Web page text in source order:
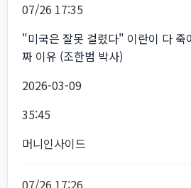
07/26 17:35
"미국은 잘못 걸렸다" 이란이 다 죽
짜 이유 (조한범 박사)
2026-03-09
35:45
머니인사이드
07/26 17:26